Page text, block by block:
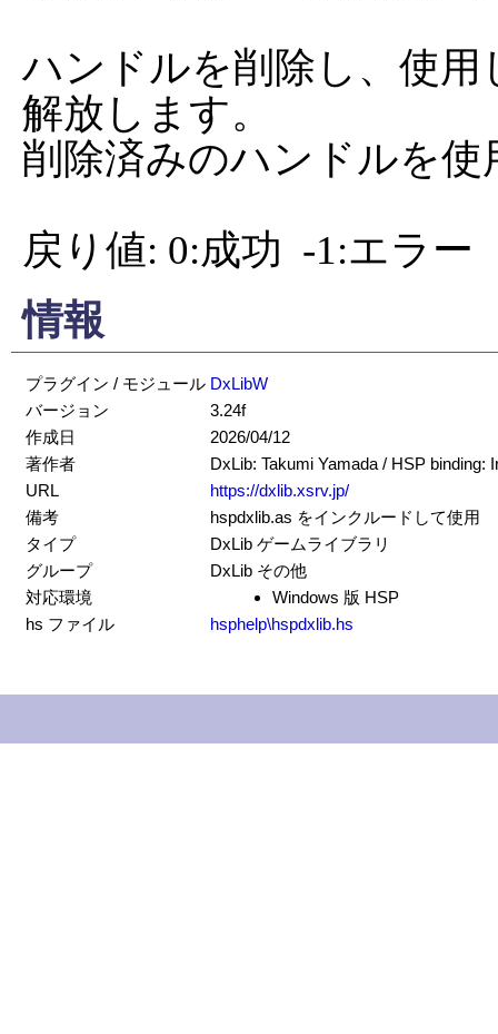
ハンドルを削除し、使
解放します。
削除済みのハンドルを
戻り値: 0:成功  -1:エラー
情報
プラグイン / モジュール DxLibW
バージョン
3.24f
作成日
2026/04/12
著作者
DxLib: Takumi Yamada / HSP binding:
URL
https://dxlib.xsrv.jp/
備考
hspdxlib.as をインクルードして使用
タイプ
DxLib ゲームライブラリ
グループ
DxLib その他
対応環境
Windows 版 HSP
hs ファイル
hsphelp\hspdxlib.hs